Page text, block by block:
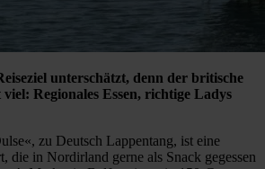
unterschätzt, denn der britische
Regionales Essen, richtige Ladys
zu Deutsch Lappentang, ist eine
die in Nordirland gerne als Snack gegessen